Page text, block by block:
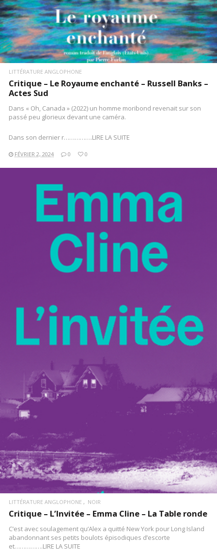
LITTÉRATURE ANGLOPHONE
Critique – Le Royaume enchanté – Russell Banks –
Actes Sud
Dans « Oh, Canada » (2022) un homme moribond revenait sur son
passé peu glorieux devant une caméra.
Dans son dernier r…………….LIRE LA SUITE
FÉVRIER 2, 2024 0 0
LIRE LA SUITE
LITTÉRATURE ANGLOPHONE NOIR
Critique – L’Invitée – Emma Cline – La Table ronde
C’est avec soulagement qu’Alex a quitté New York pour Long Island
abandonnant ses petits boulots épisodiques d’escorte
et…………….LIRE LA SUITE